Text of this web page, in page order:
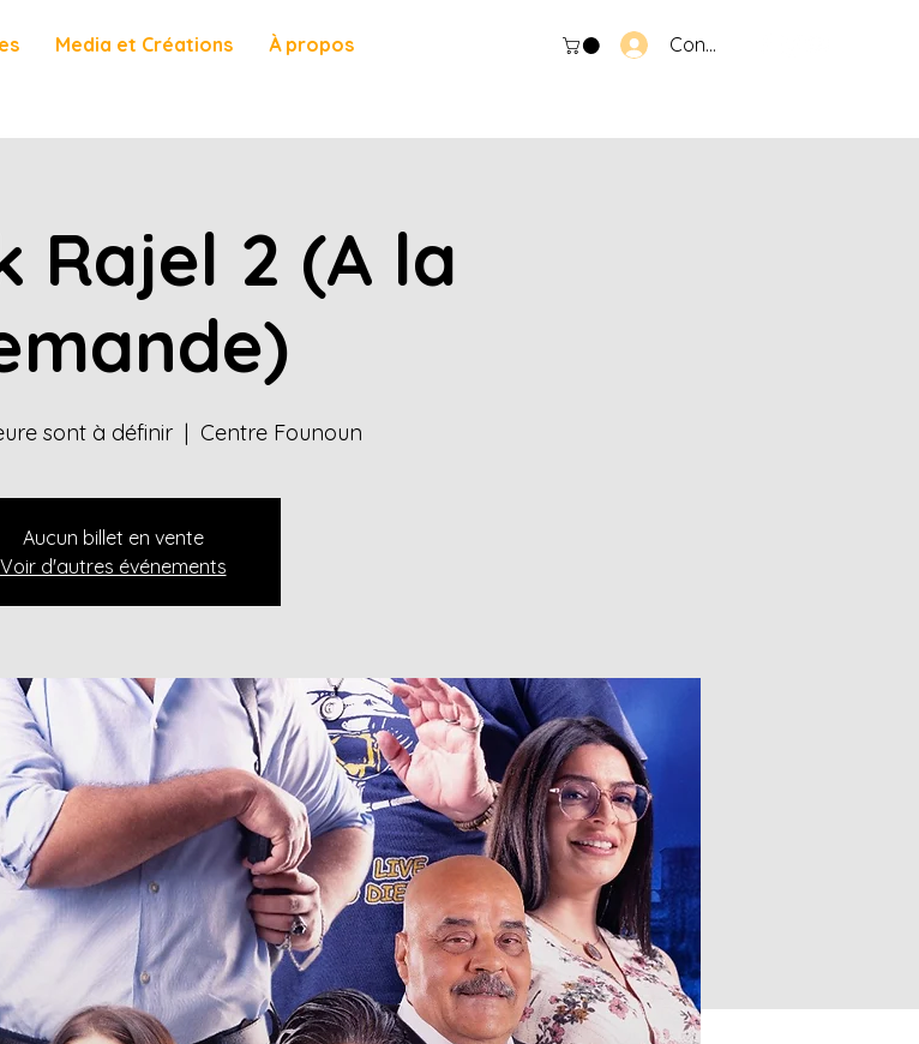
Media et Créations À propos Connexion
Rajel 2 (A la
sont à définir
  |
Centre Founoun
Aucun billet en vente
Voir d'autres événements